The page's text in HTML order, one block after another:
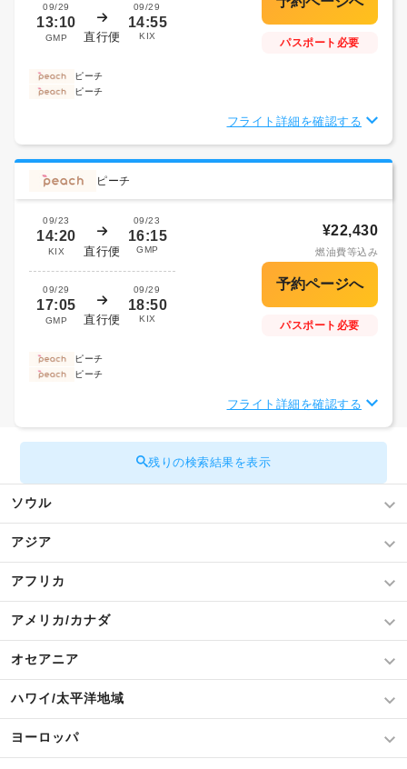
09/29
13:10
GMP 直行便
09/29
14:55
KIX
パスポート必要
ピーチ
ピーチ
フライト詳細を確認する
ピーチ
09/23
14:20
KIX 直行便
09/23
16:15
GMP
09/29
17:05
GMP 直行便
09/29
18:50
KIX
¥22,430
燃油費等込み
パスポート必要
ピーチ
ピーチ
フライト詳細を確認する
残りの検索結果を表示
ソウル
アジア
アフリカ
アメリカ/カナダ
オセアニア
ハワイ/太平洋地域
ヨーロッパ